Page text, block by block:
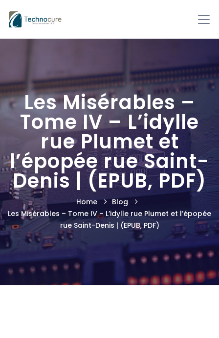
Les Misérables –
Tome IV – L’idylle
rue Plumet et
l’épopée rue Saint-
Denis | (EPUB, PDF)
Home
Blog
Les Misérables – Tome IV – L’idylle rue Plumet et l’épopée
rue Saint-Denis | (EPUB, PDF)